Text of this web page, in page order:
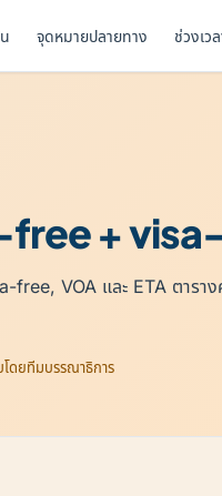
จุดหมายปลายทาง ช่วงเว
free +
VOA และ ETA ตารา
โดยทีมบรรณาธิการ